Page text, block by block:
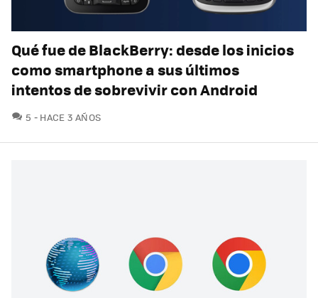
Qué fue de BlackBerry: desde los inicios
como smartphone a sus últimos
intentos de sobrevivir con Android
5 COMENTARIOS
HACE 3 AÑOS